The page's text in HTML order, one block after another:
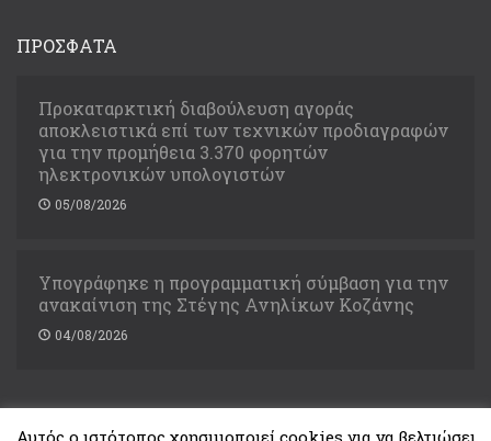
ΠΡΟΣΦΑΤΑ
Προκαταρκτική διαβούλευση αγοράς
αποκλειστικά επί των τεχνικών προδιαγραφών
για την προμήθεια 3.370 φορητών
ηλεκτρονικών υπολογιστών
05/08/2026
Υπογράφηκε η προγραμματική σύμβαση για την
ανακαίνιση της Στέγης Ανηλίκων Κοζάνης
04/08/2026
Αυτός ο ιστότοπος χρησιμοποιεί cookies για να βελτιώσει